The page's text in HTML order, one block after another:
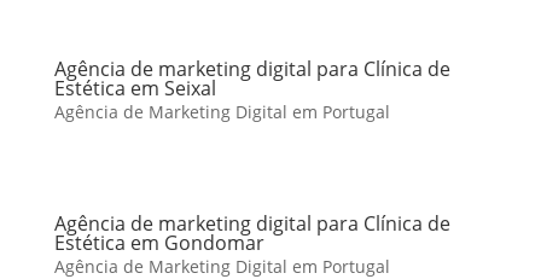
Agência de marketing digital para Clínica de
Estética em Seixal
Agência de Marketing Digital em Portugal
Agência de marketing digital para Clínica de
Estética em Gondomar
Agência de Marketing Digital em Portugal